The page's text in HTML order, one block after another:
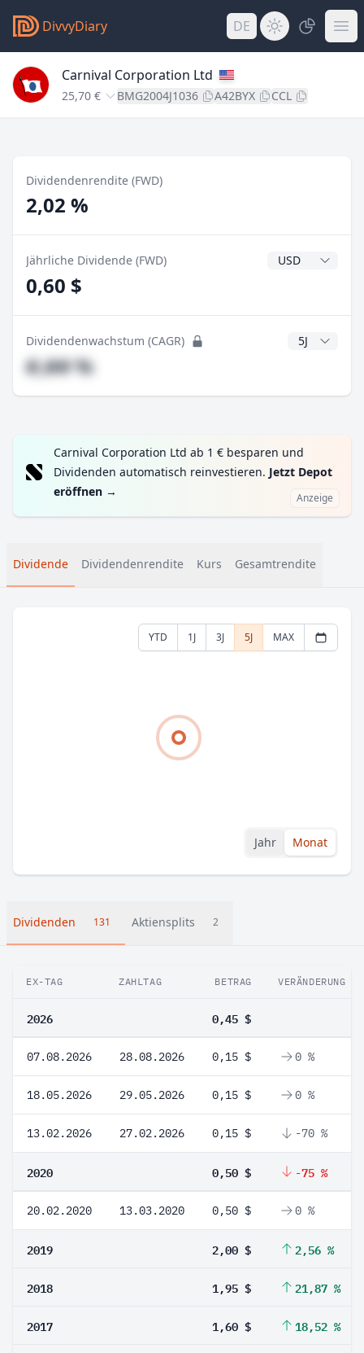
DivvyDiary DE
Carnival Corporation Ltd
25,70 € BMG2004J1036 A42BYX CCL
Dividendenrendite (FWD)
2,02 %
Jährliche Dividende (FWD)
0,60 $
Dividendenwachstum (CAGR) CAGR Jahre
#,## %
Carnival Corporation Ltd ab 1 € besparen und
Dividenden automatisch reinvestieren. Jetzt Depot
eröffnen → Anzeige
Dividende Dividendenrendite Kurs Gesamtrendite
YTD 1J 3J 5J MAX
Jahr Monat
Dividenden 131 Aktiensplits 2
EX-TAG ZAHLTAG BETRAG VERÄNDERUNG
2026 0,45 $
07.08.2026 28.08.2026 0,15 $ 0 %
18.05.2026 29.05.2026 0,15 $ 0 %
13.02.2026 27.02.2026 0,15 $ -70 %
2020 0,50 $ -75 %
20.02.2020 13.03.2020 0,50 $ 0 %
2019 2,00 $ 2,56 %
2018 1,95 $ 21,87 %
2017 1,60 $ 18,52 %